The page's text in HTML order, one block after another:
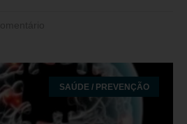
SAÚDE / PREVENÇÃO